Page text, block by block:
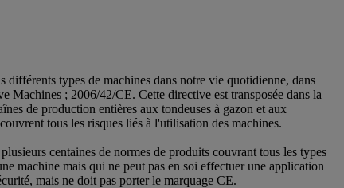
types de machines dans notre vie quotidienne, dans
Machines ; 2006/42/CE. Cette directive est transposée dans la
de production entières aux tondeuses à gazon et aux
tous les risques liés à l'utilisation des machines.
centaines de normes de produits couvrant tous les types
machine mais qui ne peut pas en soi effectuer une application
mais ne doit pas porter le marquage CE.